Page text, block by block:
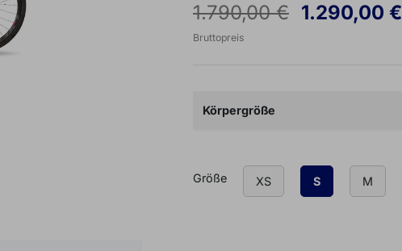
1.790,00 € 1.290,00 €
Bruttopreis
Körpergröße
Größe XS S M